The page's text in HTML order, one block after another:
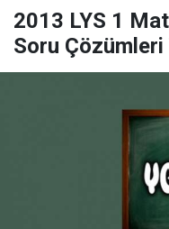
2013 LYS 1
Soru